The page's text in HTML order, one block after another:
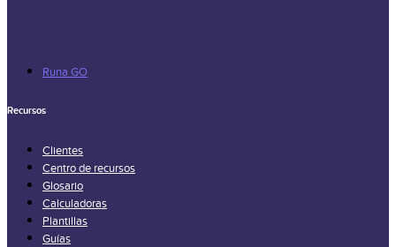
Runa GO
Recursos
Clientes
Centro de recursos
Glosario
Calculadoras
Plantillas
Guías